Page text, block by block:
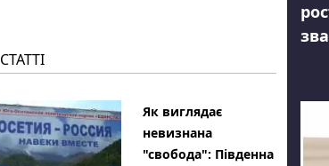
СТАТТІ
Як виглядає
невизнана
"свобода": Південна